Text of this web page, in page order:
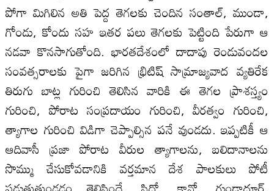
పోగా మిగిలిన అతి పెద్ద తెగలకు చెందిన సంతాల్, ముండా,
గోండు, కోందు సహ ఇతర పలు తెగలకు పెట్టింది పేరుగా ఆ
నడవా కొనసాగుతోంది. భారతదేశంలో దాదాపు రెండువందల
సంవత్సరాలకు పైగా జరిగిన భ్రిటిష్ సామ్రాజ్యవాద వ్యతిరేక
తిరుగు బాట్ల గురించి తెలిసిన వారికి ఈ తెగల ప్రాశస్త్యం
గురించి, పోరాట సంప్రదాయం గురించి, వీరత్వం గురించి,
త్యాగాల గురించి విడిగా చెప్పాల్సిన పనే వుండదు. ఇప్పటికీ ఆ
ఆదివాసీ ప్రజా పోరాట వీరుల త్యాగాలను, బలిదానాలను
సొమ్ము చేసుకోవడానికి వర్తమాన దేశ పాలకులు పోటీ